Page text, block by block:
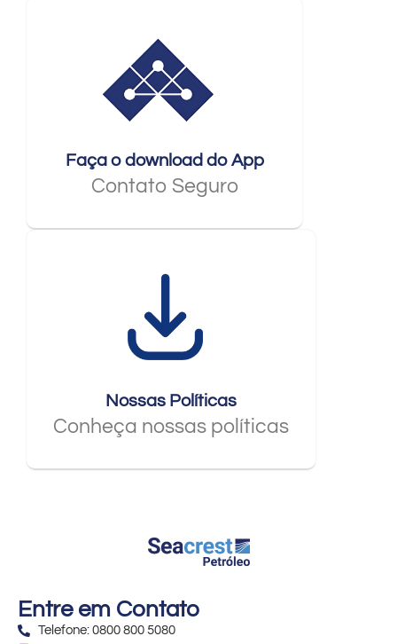
Faça o download do App
Contato Seguro
Nossas Políticas
Conheça nossas políticas
Entre em Contato
Telefone: 0800 800 5080